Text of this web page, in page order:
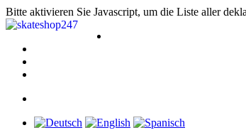
Bitte aktivieren Sie Javascript, um die Liste aller